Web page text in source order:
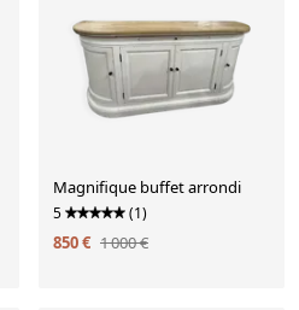
Magnifique buffet arrondi
5 (1)
850 € 1 000 €